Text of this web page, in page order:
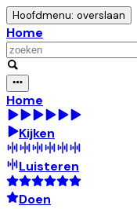
Hoofdmenu: overslaan
Home
Home
Kijken
Luisteren
Doen